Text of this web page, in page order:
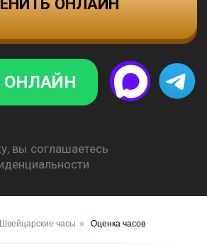
Швейцарские часы » Оценка часов